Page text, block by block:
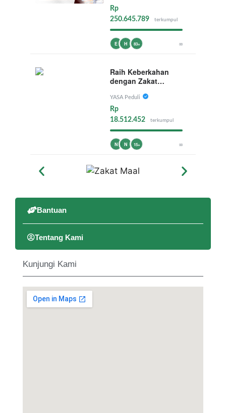
Rp
250.645.789
terkumpul
E H 83+ ∞
Raih Keberkahan
dengan Zakat
YASA Peduli
Rp
18.512.452
terkumpul
N N 15+ ∞
Bantuan
Tentang Kami
Kunjungi Kami